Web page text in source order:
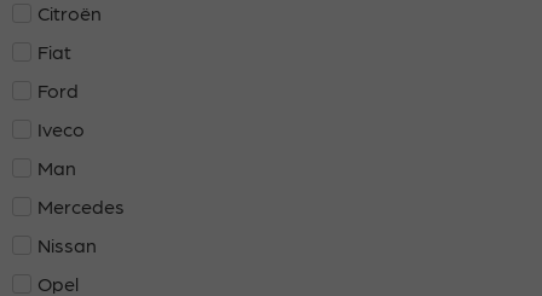
Citroën
Fiat
Ford
Iveco
Man
Mercedes
Nissan
Opel